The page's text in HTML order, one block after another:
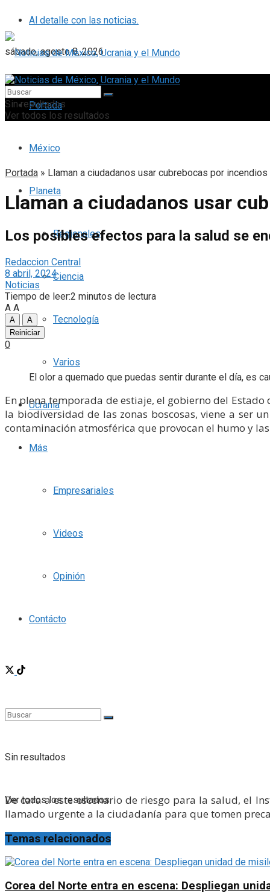
Al detalle con las noticias.
sábado, agosto 8, 2026
Portada
México
Planeta
Regionales
Ciencia
Tecnología
Varios
Ucrania
Más
Empresariales
Videos
Opinión
Contácto
Sin resultados
Ver todos los resultados
Sin resultados
Ver todos los resultados
Portada » Llaman a ciudadanos usar cubrebocas por
Llaman a ciudadanos usar
Los posibles efectos para la salud se
Redaccion Central
8 abril, 2024
Noticias
Tiempo de leer:2 minutos de lectura
A A
A
A
Reiniciar
0
El olor a quemado que puedas sentir durante el día, es
En plena temporada de estiaje, el gobierno del
la biodiversidad de las zonas boscosas, viene a ser
contaminación atmosférica que provocan el humo y las
De cara a este escenario de riesgo para la salud, el
llamado urgente a la ciudadanía para que tomen
Temas relacionados
Corea del Norte entra en escena: Despliegan